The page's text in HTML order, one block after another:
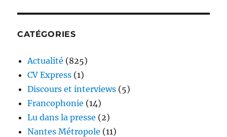
CATÉGORIES
Actualité (825)
CV Express (1)
Discours et interviews (5)
Francophonie (14)
Lu dans la presse (2)
Nantes Métropole (11)